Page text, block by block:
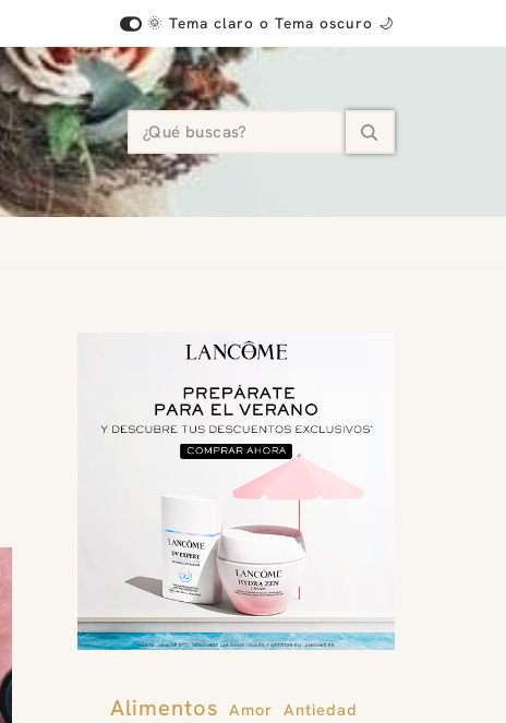
🌞 Tema claro o Tema oscuro 🌙
Alimentos Amor Antiedad